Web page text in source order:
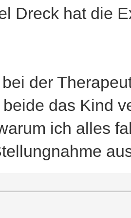
Dreck hat die
der
das Kind
ich alles